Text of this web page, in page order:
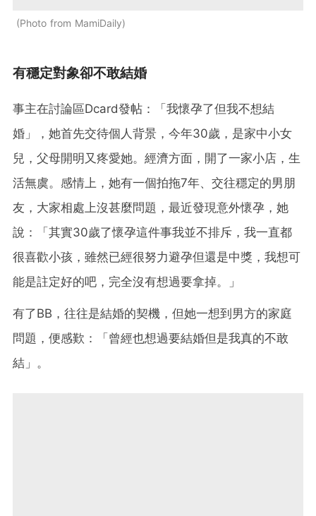
Photo from MamiDaily
有穩定對象卻不敢結婚
事主在討論區Dcard發帖：「我懷孕了但我不想結
婚」，她首先交待個人背景，今年30歲，是家中小女
兒，父母開明又疼愛她。經濟方面，開了一家小店，生
活無虞。感情上，她有一個拍拖7年、交往穩定的男朋
友，大家相處上沒甚麼問題，最近發現意外懷孕，她
說：「其實30歲了懷孕這件事我並不排斥，我一直都
很喜歡小孩，雖然已經很努力避孕但還是中獎，我想可
能是註定好的吧，完全沒有想過要拿掉。」
有了BB，往往是結婚的契機，但她一想到男方的家庭
問題，便感歎：「曾經也想過要結婚但是我真的不敢
結」。